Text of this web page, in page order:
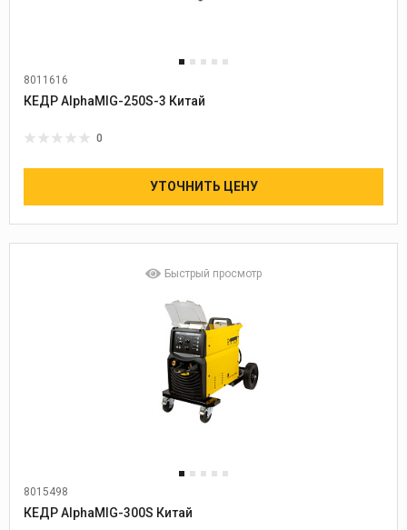
8011616
Диаметр проволоки: 0,8-1,2 КЕДР AlphaMIG-250S-3 Китай
0
УТОЧНИТЬ ЦЕНУ
Быстрый просмотр
8015498
Диаметр проволоки: 0,6-1,0КЕДР AlphaMIG-300S Китай